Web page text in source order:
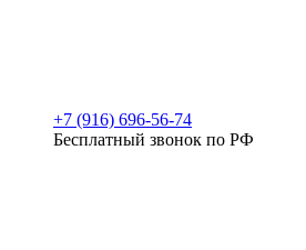
+7 (916) 696-56-74
Бесплатный звонок по РФ